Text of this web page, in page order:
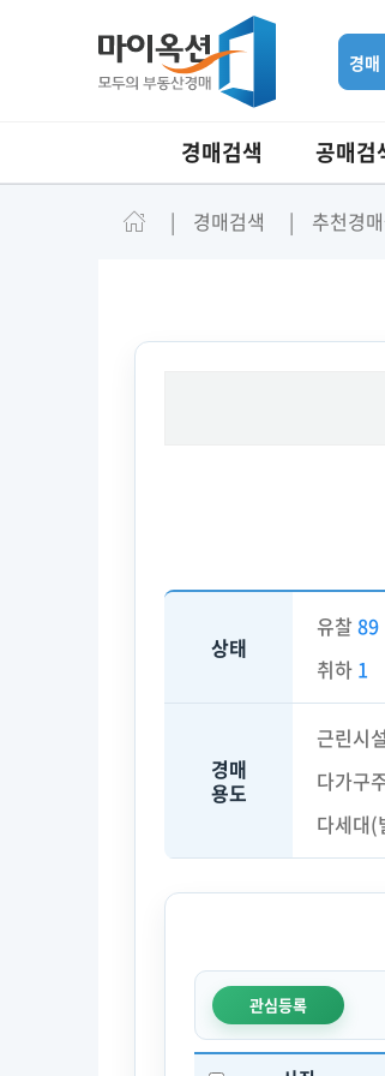
경매
경매검색 공매검
경매검색 추천경
상태
유찰 89
취하 1
경매
용도
근린시설
다가구
다세대(
관심등록